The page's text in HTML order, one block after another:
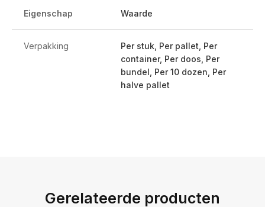
Eigenschap Waarde
Verpakking
Per stuk, Per pallet, Per
container, Per doos, Per
bundel, Per 10 dozen, Per
halve pallet
Gerelateerde producten